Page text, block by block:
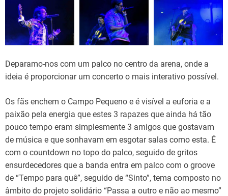
Deparamo-nos com um palco no centro da arena, onde a
ideia é proporcionar um concerto o mais interativo possível.
Os fãs enchem o Campo Pequeno e é visível a euforia e a
paixão pela energia que estes 3 rapazes que ainda há tão
pouco tempo eram simplesmente 3 amigos que gostavam
de música e que sonhavam em esgotar salas como esta. É
com o countdown no topo do palco, seguido de gritos
ensurdecedores que a banda entra em palco com o groove
de “Tempo para quê”, seguido de “Sinto”, tema composto no
âmbito do projeto solidário “Passa a outro e não ao mesmo”